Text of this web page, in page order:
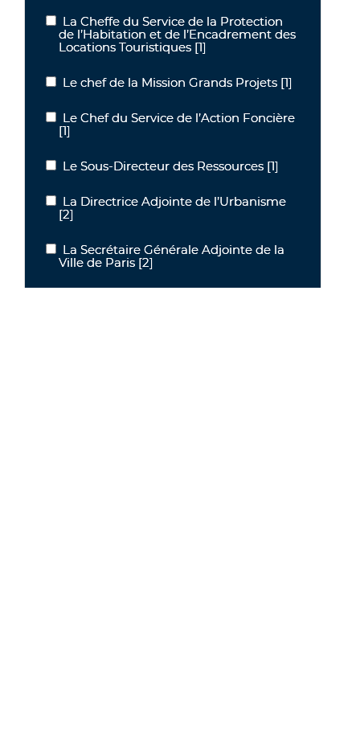
La Cheffe du Service de la Protection de l’Habitation et de
La Cheffe du Service de la Protection
de l’Habitation et de l’Encadrement des
Locations Touristiques [1]
Le chef de la Mission Grands Projets
Le chef de la Mission Grands Projets [1]
Le Chef du Service de l’Action Foncière
Le Chef du Service de l’Action Foncière
[1]
Le Sous-Directeur des Ressources
Le Sous-Directeur des Ressources [1]
La Directrice Adjointe de l’Urbanisme
La Directrice Adjointe de l’Urbanisme
[2]
La Secrétaire Générale Adjointe de la Ville de Paris
La Secrétaire Générale Adjointe de la
Ville de Paris [2]